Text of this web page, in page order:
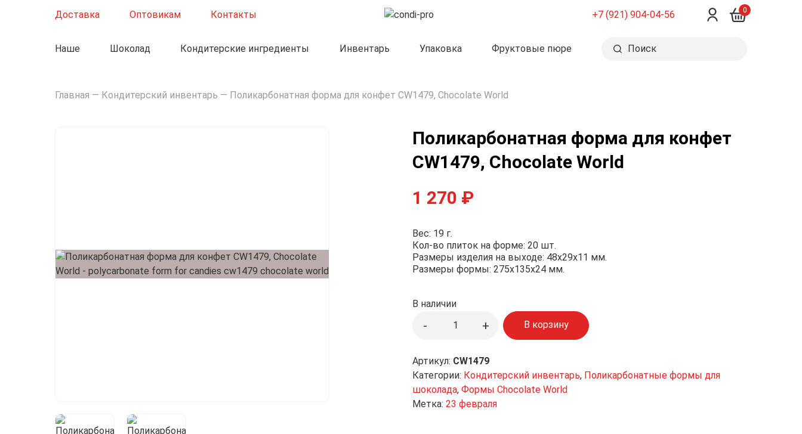
Доставка Оптовикам Контакты +7 (921) 904-04-56 0
Наше
Пищевые добавки по 5кг.
Красители какао-масло
Водорастворимые красители
Пищевые блески
Шоколад Кондитерские ингредиенты Инвентарь
Формы Implast
Формы Chocolate World
Формы Martellato
Упаковка Фруктовые пюре Поиск
Главная — Кондитерский инвентарь — Поликарбонатная форма для конфет CW1479, Chocolate World
Поликарбонатная форма для конфет
CW1479, Chocolate World
1 270 ₽
Вес: 19 г.
Кол-во плиток на форме: 20 шт.
Размеры изделия на выходе: 48x29x11 мм.
Размеры формы: 275x135x24 мм.
В наличии
форма
для
конфет
CW1479,
- + В корзину
Артикул: CW1479
Категории: Кондитерский инвентарь, Поликарбонатные формы для
шоколада,Формы Chocolate World
Метка:23 февраля